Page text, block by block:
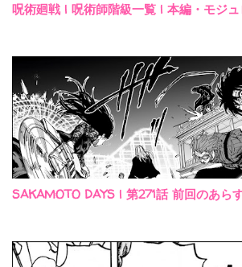
呪術廻戦 | 呪術師階級一覧 | 本編・モジュ
SAKAMOTO DAYS | 第271話 前回のあら